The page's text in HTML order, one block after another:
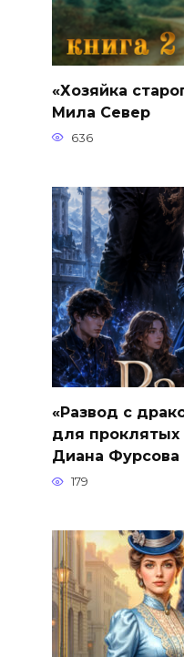
«Хозяйка
Мила Север
636
«Развод с
для проклятых
Диана Фурсова
179